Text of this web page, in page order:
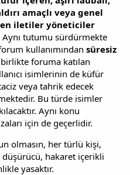
amaçlı veya genel
iletiler yöneticiler
Aynı tutumu sürdürmekte
kullanımından süresiz
foruma katılan
isimlerinin de küfür
veya tahrik edecek
Bu türde isimler
Aynı konu
için de geçerlidir.
olmasın, her türlü kişi,
hakaret içerikli
yasaktır.